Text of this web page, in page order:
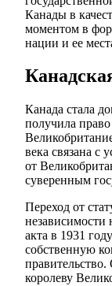
Канады в
моментом в
нации и ее
Канада стала
получила право
века связана с
от
суверенным
Переход от
независимости
акта в 1931
собственную
королеву